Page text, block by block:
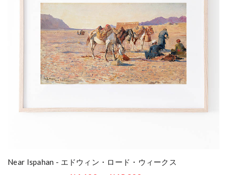
Near Ispahan - エドウィン・ロード・ウィークス